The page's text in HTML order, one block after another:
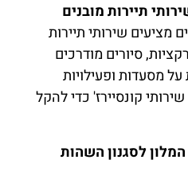
תיירות מובנים
מציעים שירותי תיירות
סיורים מודרכים
מסעדות ופעילויות
קונסיירז' כדי להקל
לסגנון השהות